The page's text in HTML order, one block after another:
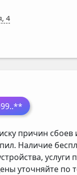
4
..**
причин сбоев
Наличие
услуги
уточняйте по